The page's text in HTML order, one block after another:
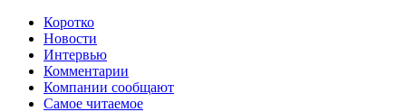
Коротко
Новости
Интервью
Комментарии
Компании сообщают
Самое читаемое